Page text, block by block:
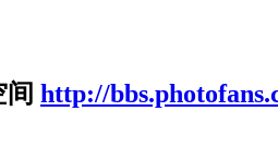
http://